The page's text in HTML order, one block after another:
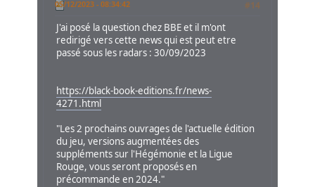
05/12/2023 - 08:34:42 #14
J'ai posé la question chez BBE et il m'ont
redirigé vers cette news qui est peut etre
passé sous les radars : 30/09/2023
https://black-book-editions.fr/news-
4271.html
"Les 2 prochains ouvrages de l'actuelle édition
du jeu, versions augmentées des
suppléments sur l'Hégémonie et la Ligue
Rouge, vous seront proposés en
précommande en 2024."